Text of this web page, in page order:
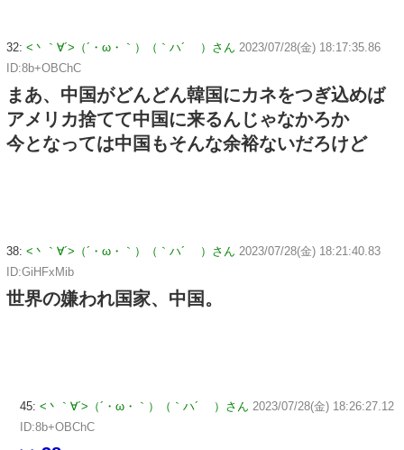
32: <丶｀∀´>（´・ω・｀）（｀ハ´ ）さん 2023/07/28(金) 18:17:35.86
ID:8b+OBChC
まあ、中国がどんどん韓国にカネをつぎ込めば
アメリカ捨てて中国に来るんじゃなかろか
今となっては中国もそんな余裕ないだろけど
38: <丶｀∀´>（´・ω・｀）（｀ハ´ ）さん 2023/07/28(金) 18:21:40.83
ID:GiHFxMib
世界の嫌われ国家、中国。
45: <丶｀∀´>（´・ω・｀）（｀ハ´ ）さん 2023/07/28(金) 18:26:27.12
ID:8b+OBChC